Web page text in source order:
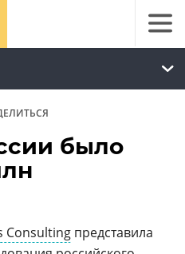
было
Consulting представила